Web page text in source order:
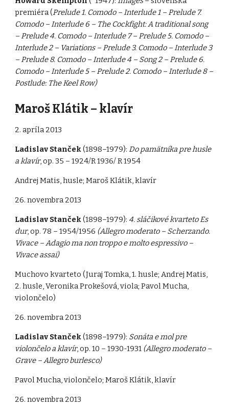
premiéra (Prelude 1. Comodo – Interlude 1 – Prelude 7.
Comodo – Interlude 6 – The Cockfight: A traditional song
– Prelude 4. Comodo – Interlude 7 – Prelude 5. Comodo –
Interlude 2 – Variations – Prelude 3. Comodo – Interlude 3
– Prelude 8. Comodo – Interlude 4 – Song 2 – Prelude 6.
Comodo – Interlude 5 – Prelude 2. Comodo – Interlude 8 –
Postlude: The Keel Row)
Maroš Klátik – klavír
2. apríla 2013
Ladislav Stanček(1898–1979): Do pamätníka pre husle
a klavír, op. 35 – 1924/R 1936/ R 1954
Andrej Matis, husle; Maroš Klátik, klavír
26. novembra 2013
Ladislav Stanček(1898–1979): 4. sláčikové kvarteto Es
dur, op. 78 – 1954/1956 (Allegro moderato – Scherzando.
Vivace – Adagio ma non troppo e molto espressivo –
Vivace assai)
Muchovo kvarteto (Juraj Tomka, 1. husle; Andrej Matis,
2. husle, Veronika Prokešová, viola; Pavol Mucha,
violončelo)
26. novembra 2013
Ladislav Stanček(1898–1979): Sonáta e mol pre
violončelo a klavír, op. 10 – 1930-1931 (Allegro moderato –
Grave – Allegro burlesco)
Pavol Mucha, violončelo; Maroš Klátik, klavír
26. novembra 2013